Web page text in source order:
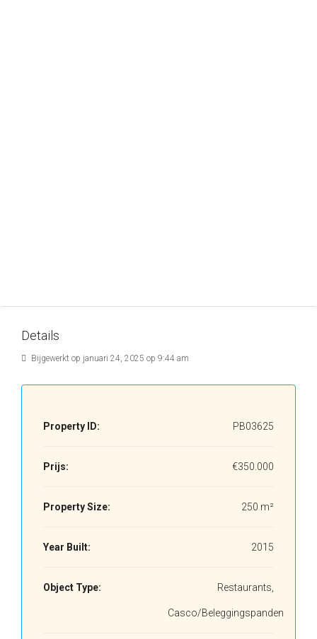
Details
Bijgewerkt op januari 24, 2025 op 9:44 am
Property ID: PB03625
Prijs: €350.000
Property Size: 250 m²
Year Built: 2015
Object Type: Restaurants,
Casco/Beleggingspanden